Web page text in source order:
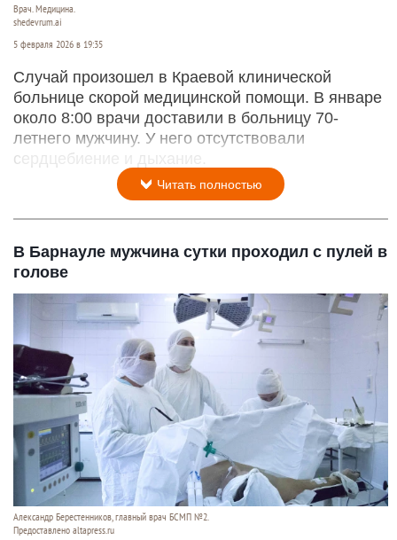
Врач. Медицина.
shedevrum.ai
5 февраля 2026 в 19:35
Случай произошел в Краевой клинической
больнице скорой медицинской помощи. В январе
около 8:00 врачи доставили в больницу 70-
летнего мужчину. У него отсутствовали
сердцебиение и дыхание.
Читать полностью
В Барнауле мужчина сутки проходил с пулей в
голове
Александр Берестенников, главный врач БСМП №2.
Предоставлено altapress.ru